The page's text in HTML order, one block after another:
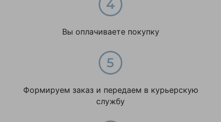
Платформенная
Вы оплачиваете покупку
Формируем заказ и передаем в курьерскую
службу